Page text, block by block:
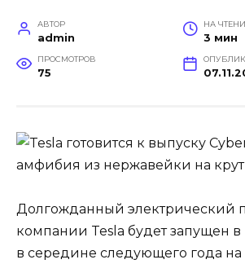
АВТОР
admin
НА
3 мин
ПРОСМОТРОВ
75
Долгожданный электрический
компании Tesla будет запущен в
в середине следующего года на